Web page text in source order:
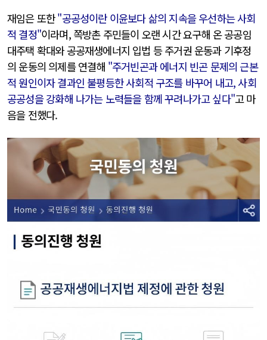
재임은 또한"공공성이란 이윤보다 삶의 지속을 우선하는 사회
적 결정"이라며, 쪽방촌 주민들이 오랜 시간 요구해 온 공공임
대주택 확대와 공공재생에너지 입법 등 주거권 운동과 기후정
의 운동의 의제를 연결해 "주거빈곤과 에너지 빈곤 문제의 근본
적 원인이자 결과인 불평등한 사회적 구조를 바꾸어 내고, 사회
공공성을 강화해 나가는 노력들을 함께 꾸려나가고 싶다"고 마
음을 전했다.